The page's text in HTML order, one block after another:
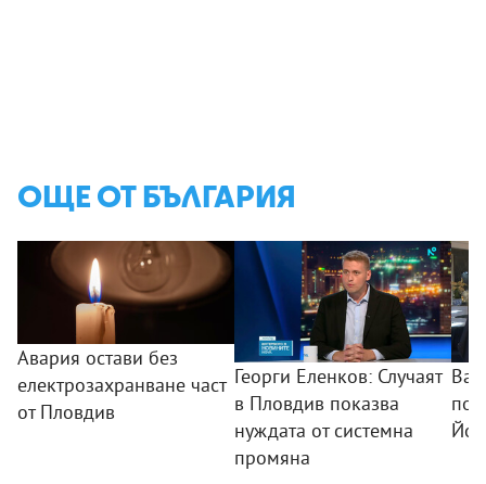
ОЩЕ ОТ БЪЛГАРИЯ
Авария остави без
електрозахранване част
от Пловдив
Георги Еленков: Случаят
в Пловдив показва
нуждата от системна
промяна